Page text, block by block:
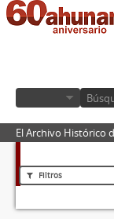
El Archivo Histórico
Filtros